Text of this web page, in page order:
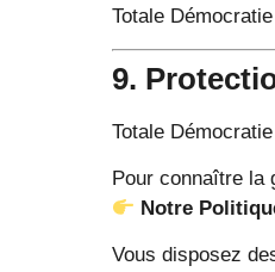
Totale
9.
Totale
Pour connaître la
Notre
Vous disposez